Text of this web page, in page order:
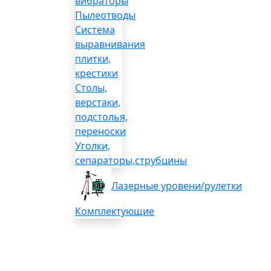
Пылеотводы
Система
выравнивания
плитки,
крестики
Столы,
верстаки,
подстолья,
переноски
Уголки,
сепараторы,струбцины
Лазерные уровени/рулетки
Комплектующие